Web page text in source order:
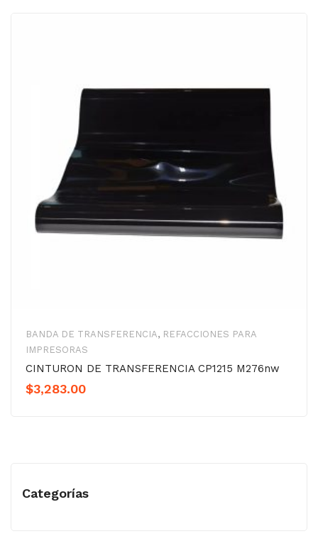
BANDA DE TRANSFERENCIA, REFACCIONES PARA
IMPRESORAS
CINTURON DE TRANSFERENCIA CP1215 M276nw
$3,283.00
Categorías